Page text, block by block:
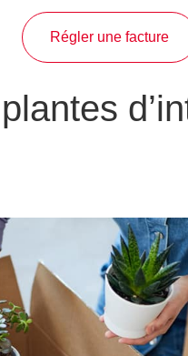
Régler une facture